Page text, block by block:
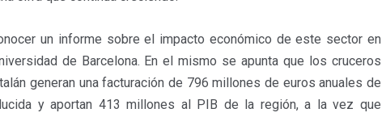
un informe sobre el impacto económico de este sector en
de Barcelona. En el mismo se apunta que los cruceros
generan una facturación de 796 millones de euros anuales de
y aportan 413 millones al PIB de la región, a la vez que